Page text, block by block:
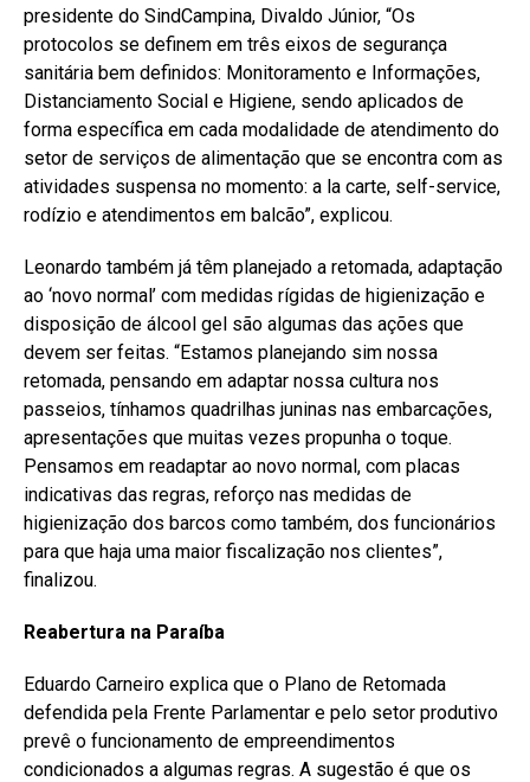
presidente do SindCampina, Divaldo Júnior, “Os
protocolos se definem em três eixos de segurança
sanitária bem definidos: Monitoramento e Informações,
Distanciamento Social e Higiene, sendo aplicados de
forma específica em cada modalidade de atendimento do
setor de serviços de alimentação que se encontra com as
atividades suspensa no momento: a la carte, self-service,
rodízio e atendimentos em balcão”, explicou.
Leonardo também já têm planejado a retomada, adaptação
ao ‘novo normal’ com medidas rígidas de higienização e
disposição de álcool gel são algumas das ações que
devem ser feitas. “Estamos planejando sim nossa
retomada, pensando em adaptar nossa cultura nos
passeios, tínhamos quadrilhas juninas nas embarcações,
apresentações que muitas vezes propunha o toque.
Pensamos em readaptar ao novo normal, com placas
indicativas das regras, reforço nas medidas de
higienização dos barcos como também, dos funcionários
para que haja uma maior fiscalização nos clientes”,
finalizou.
Reabertura na Paraíba
Eduardo Carneiro explica que o Plano de Retomada
defendida pela Frente Parlamentar e pelo setor produtivo
prevê o funcionamento de empreendimentos
condicionados a algumas regras. A sugestão é que os